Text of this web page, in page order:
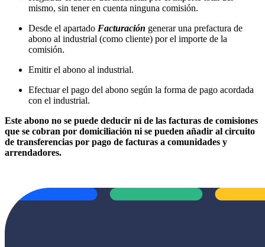
mismo, sin tener en cuenta ninguna comisión.
Desde el apartado Facturación generar una prefactura de
abono al industrial (como cliente) por el importe de la
comisión.
Emitir el abono al industrial.
Efectuar el pago del abono según la forma de pago acordada
con el industrial.
Este abono no se puede deducir ni de las facturas de comisiones
que se cobran por domiciliación ni se pueden añadir al circuito
de transferencias por pago de facturas a comunidades y
arrendadores.